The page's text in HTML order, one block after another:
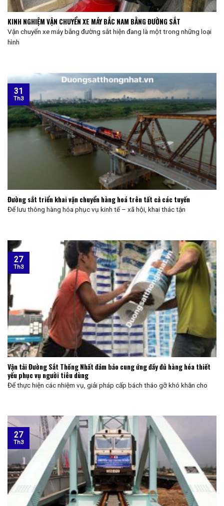
KINH NGHIỆM VẬN CHUYỂN XE MÁY BẮC NAM BẰNG ĐƯỜNG SẮT
Vận chuyển xe máy bằng đường sắt hiện đang là một trong những loại
hình
Đường sắt triển khai vận chuyển hàng hoá trên tất cả các tuyến
Để lưu thông hàng hóa phục vụ kinh tế – xã hội, khai thác tận
31
Th3
Vận tải Đường Sắt Thống Nhất đảm bảo cung ứng đầy đủ hàng hóa thiết
yếu phục vụ người tiêu dùng
Để thực hiện các nhiệm vụ, giải pháp cấp bách tháo gỡ khó khăn cho
27
Th3
27
Th3